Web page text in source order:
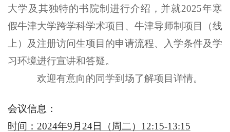
大学及其独特的书院制进行介绍，并就2025年寒
假牛津大学跨学科学术项目、牛津导师制项目（线
上）及注册访问生项目的申请流程、入学条件及学
习环境进行宣讲和答疑。
欢迎有意向的同学到场了解项目详情。
会议信息：
时间： 2024年9 月 24日（周二） 12:15-13:15